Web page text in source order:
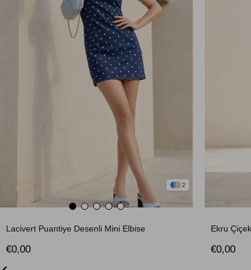
2
Lacivert Puantiye Desenli Mini Elbise
€0,00 €0,00